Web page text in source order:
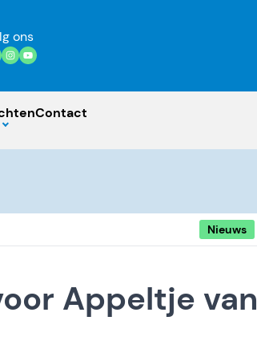
ons
Contact
Nieuws
Appeltje van